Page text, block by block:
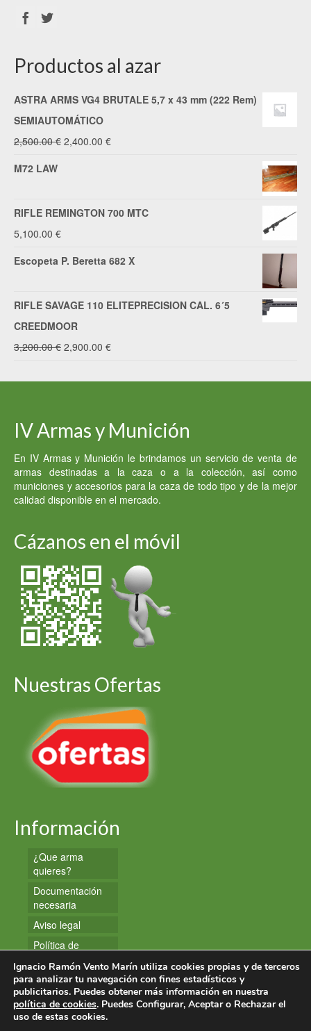
Productos al azar
ASTRA ARMS VG4 BRUTALE 5,7 x 43 mm (222 Rem)
SEMIAUTOMÁTICO
2,500.00€ El
2,400.00 €El
M72 LAW
RIFLE REMINGTON 700 MTC
5,100.00 €
Escopeta P. Beretta 682 X
RIFLE SAVAGE 110 ELITEPRECISION CAL. 6´5
CREEDMOOR
3,200.00€ El
3,200.00 €.
2,900.00 €El
2,900.00 €.
IV Armas y Munición
En IV Armas y Munición le brindamos un servicio de venta de
armas destinadas a la caza o a la colección, así como
municiones y accesorios para la caza de todo tipo y de la mejor
calidad disponible en el mercado.
Cázanos en el móvil
Nuestras Ofertas
Información
¿Que arma
quieres?
Documentación
necesaria
Aviso legal
Política de
privacidad
Política de
cookies
Ignacio Ramón Vento Marín utiliza cookies propias y de terceros
para analizar tu navegación con fines estadísticos y
publicitarios. Puedes obtener más información en nuestra
política de cookies. Puedes Configurar, Aceptar o Rechazar el
uso de estas cookies.